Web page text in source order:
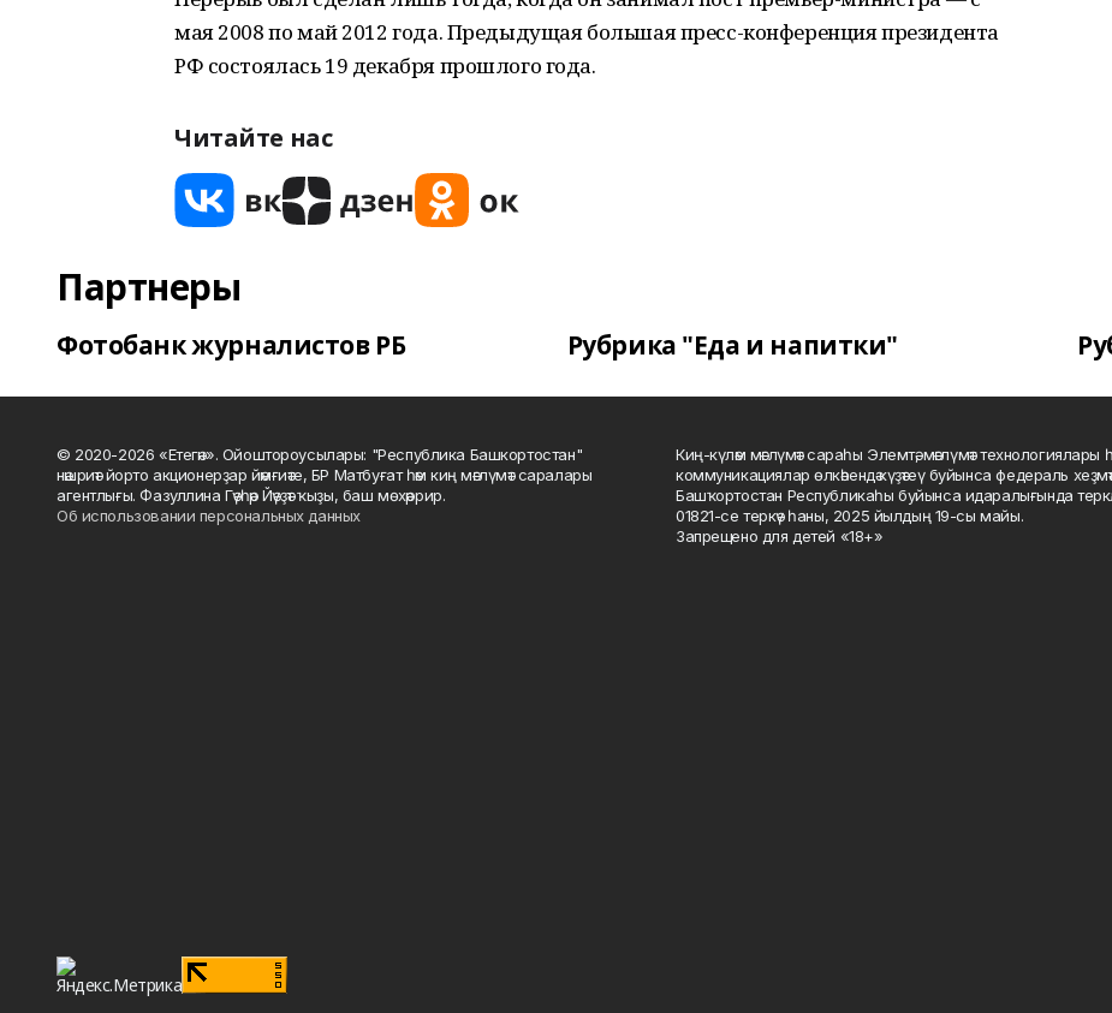
мая 2008 по май 2012 года. Предыдущая большая пресс-конференция президента
РФ состоялась 19 декабря прошлого года.
Читайте нас
Партнеры
Фотобанк журналистов РБ Рубрика "Еда и напитки"
© 2020-2026 «Етегән». Ойоштороусылары: "Республика Башкортостан"
нәшриәт йорто акционерҙар йәмғиәте, БР Матбуғат һәм киң мәғлүмәт саралары
агентлығы. Фазуллина Гәүһәр Йәүҙәт ҡыҙы, баш мөхәррир.
Об использовании персональных данных
Киң-күләм мәғлүмәт сараһы Элемтә, мәғлүмәт технологиялары
коммуникациялар өлкәһендә күҙәтеү буйынса федераль
Башҡортостан Республикаһы буйынса идаралығында
01821-се теркәү һаны, 2025 йылдың 19-сы майы.
Запрещено для детей «18+»